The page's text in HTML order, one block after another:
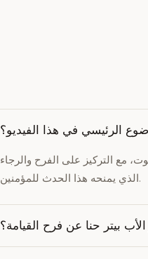
الرئيسي في هذا الفيديو؟
مع التركيز على الفرح والرجاء
الذي يمنحه هذا الحدث للمؤمنين.
بيتر حنا عن فرح القيامة؟